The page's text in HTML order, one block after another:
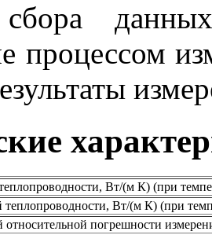
процессом
Вт/(м К) (при
теплопроводности, Вт/(м К) (при
погрешности